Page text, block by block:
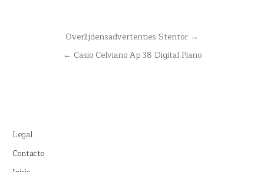
NavegaciónOverlijdensadvertenties Stentor →
← Casio Celviano Ap 38 Digital Piano
Legal
Contacto